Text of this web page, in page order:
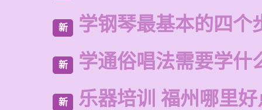
新 学钢琴最基本的四个
新 学通俗唱法需要学什
新 乐器培训 福州哪里